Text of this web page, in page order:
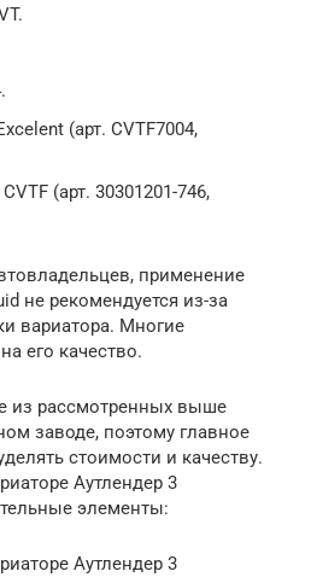
(арт. CVTF7004,
(арт. 30301201-746,
применение
не рекомендуется из-за
вариатора. Многие
его качество.
из рассмотренных выше
заводе, поэтому главное
стоимости и качеству.
Аутлендер 3
элементы:
Аутлендер 3